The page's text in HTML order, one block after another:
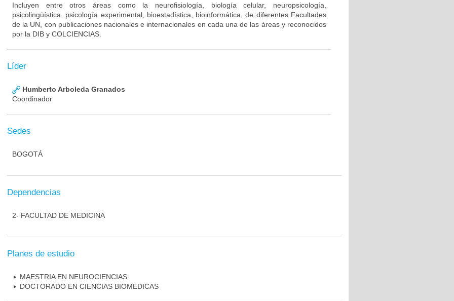
Incluyen entre otros áreas como la neurofisiología, biología celular, neuropsicología,
psicolingüística, psicología experimental, bioestadística, bioinformática, de diferentes Facultades
de la UN, con publicaciones nacionales e internacionales en cada una de las áreas y reconocidos
por la DIB y COLCIENCIAS.
Líder
Humberto Arboleda Granados
Coordinador
Sedes
BOGOTÁ
Dependencias
2- FACULTAD DE MEDICINA
Planes de estudio
MAESTRIA EN NEUROCIENCIAS
DOCTORADO EN CIENCIAS BIOMEDICAS